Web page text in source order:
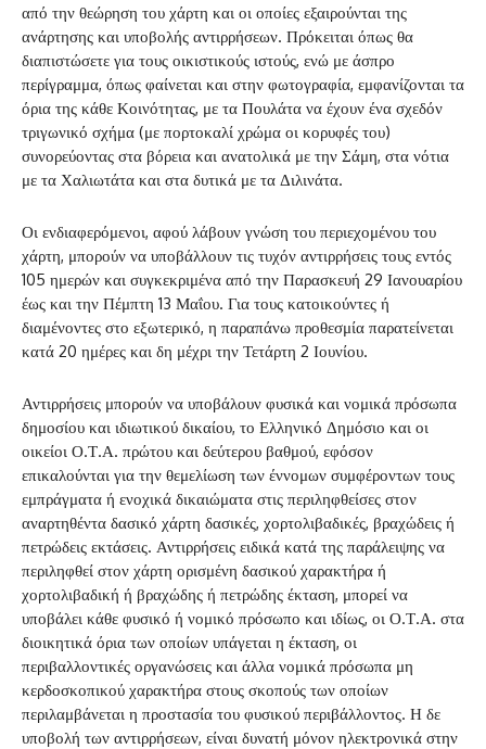
από την θεώρηση του χάρτη και οι οποίες εξαιρούνται της
ανάρτησης και υποβολής αντιρρήσεων. Πρόκειται όπως θα
διαπιστώσετε για τους οικιστικούς ιστούς, ενώ με άσπρο
περίγραμμα, όπως φαίνεται και στην φωτογραφία, εμφανίζονται τα
όρια της κάθε Κοινότητας, με τα Πουλάτα να έχουν ένα σχεδόν
τριγωνικό σχήμα (με πορτοκαλί χρώμα οι κορυφές του)
συνορεύοντας στα βόρεια και ανατολικά με την Σάμη, στα νότια
με τα Χαλιωτάτα και στα δυτικά με τα Διλινάτα.
Οι ενδιαφερόμενοι, αφού λάβουν γνώση του περιεχομένου του
χάρτη, μπορούν να υποβάλλουν τις τυχόν αντιρρήσεις τους εντός
105 ημερών και συγκεκριμένα από την Παρασκευή 29 Ιανουαρίου
έως και την Πέμπτη 13 Μαΐου. Για τους κατοικούντες ή
διαμένοντες στο εξωτερικό, η παραπάνω προθεσμία παρατείνεται
κατά 20 ημέρες και δη μέχρι την Τετάρτη 2 Ιουνίου.
Αντιρρήσεις μπορούν να υποβάλουν φυσικά και νομικά πρόσωπα
δημοσίου και ιδιωτικού δικαίου, το Ελληνικό Δημόσιο και οι
οικείοι Ο.Τ.Α. πρώτου και δεύτερου βαθμού, εφόσον
επικαλούνται για την θεμελίωση των έννομων συμφέροντων τους
εμπράγματα ή ενοχικά δικαιώματα στις περιληφθείσες στον
αναρτηθέντα δασικό χάρτη δασικές, χορτολιβαδικές, βραχώδεις ή
πετρώδεις εκτάσεις. Αντιρρήσεις ειδικά κατά της παράλειψης να
περιληφθεί στον χάρτη ορισμένη δασικού χαρακτήρα ή
χορτολιβαδική ή βραχώδης ή πετρώδης έκταση, μπορεί να
υποβάλει κάθε φυσικό ή νομικό πρόσωπο και ιδίως, οι Ο.Τ.Α. στα
διοικητικά όρια των οποίων υπάγεται η έκταση, οι
περιβαλλοντικές οργανώσεις και άλλα νομικά πρόσωπα μη
κερδοσκοπικού χαρακτήρα στους σκοπούς των οποίων
περιλαμβάνεται η προστασία του φυσικού περιβάλλοντος. Η δε
υποβολή των αντιρρήσεων, είναι δυνατή μόνον ηλεκτρονικά στην